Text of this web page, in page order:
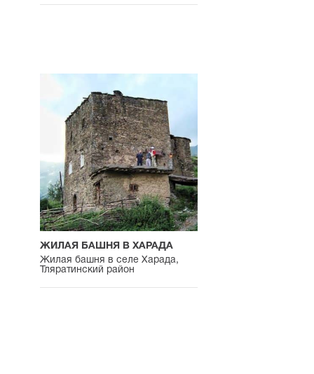
ЖИЛАЯ БАШНЯ В ХАРАДА
Жилая башня в селе Харада,
Тляратинский район